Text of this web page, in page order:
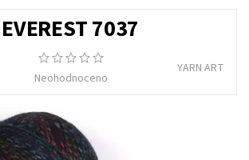
EVEREST 7037
Neohodnoceno
YARN ART